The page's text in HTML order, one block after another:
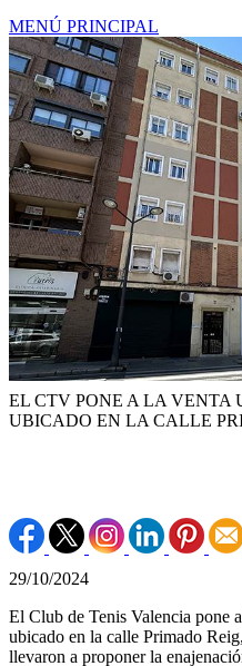
MENÚ PRINCIPAL
EL CTV PONE A LA VENTA
UBICADO EN LA CALLE
29/10/2024
El Club de Tenis Valencia pone
ubicado en la calle Primado
llevaron a proponer la